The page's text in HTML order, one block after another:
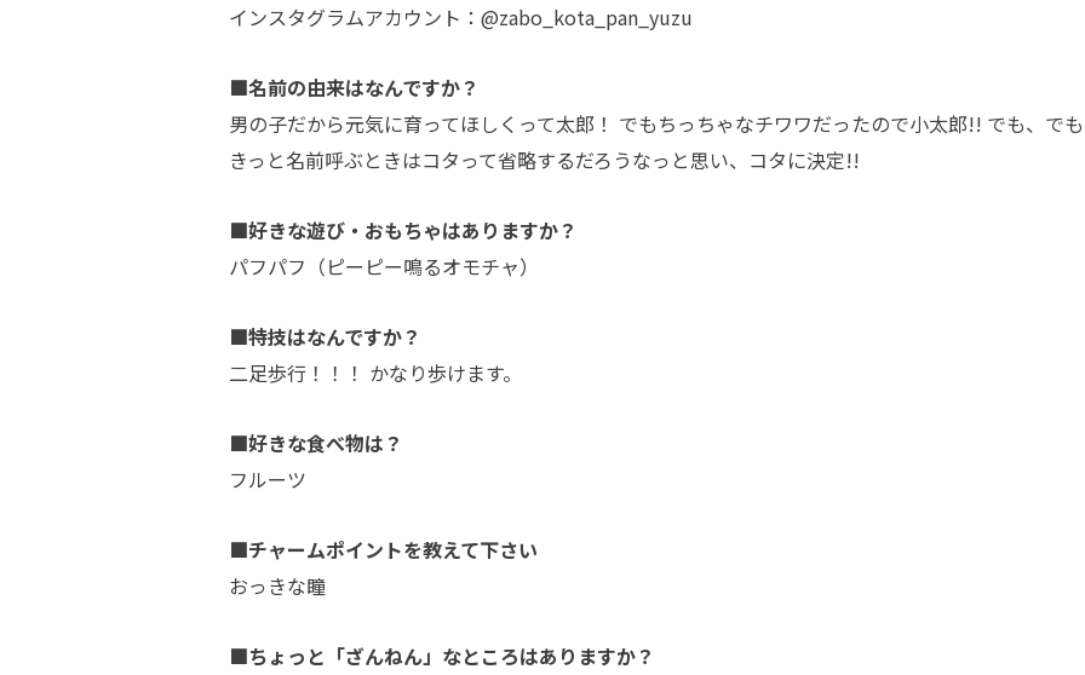
インスタグラムアカウント：@zabo_kota_pan_yuzu
■名前の由来はなんですか？
男の子だから元気に育ってほしくって太郎！ でもちっちゃなチワワだったので小太郎!! でも、で
きっと名前呼ぶときはコタって省略するだろうなっと思い、コタに決定!!
■好きな遊び・おもちゃはありますか？
パフパフ（ピーピー鳴るオモチャ）
■特技はなんですか？
二足歩行！！！ かなり歩けます。
■好きな食べ物は？
フルーツ
■チャームポイントを教えて下さい
おっきな瞳
■ちょっと「ざんねん」なところはありますか？